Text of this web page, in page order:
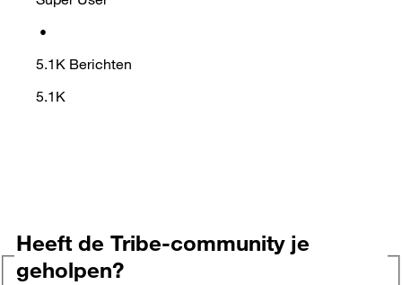
•
5.1K Berichten
5.1K
Heeft de Tribe-community je
geholpen?